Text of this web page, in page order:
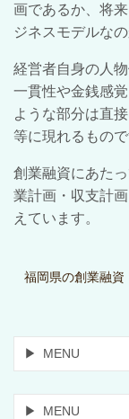
画であるか、将
ジネスモデルな
経営者自身の人
一貫性や金銭感
ような部分は直
等に現れるもので
創業融資にあた
業計画・収支計
えています。
福岡県の創業融資
MENU
MENU